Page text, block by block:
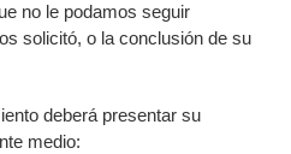
no le podamos seguir
solicitó, o la conclusión de su
deberá presentar su
medio: